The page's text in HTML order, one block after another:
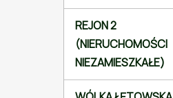
REJON 2
(NIERUCHOMOŚCI
NIEZAMIESZKAŁE)